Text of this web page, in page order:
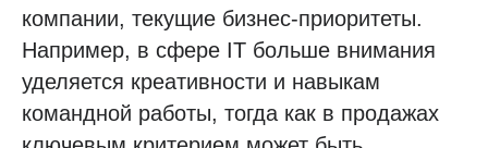
компании, текущие бизнес-приоритеты.
Например, в сфере IT больше внимания
уделяется креативности и навыкам
командной работы, тогда как в продажах